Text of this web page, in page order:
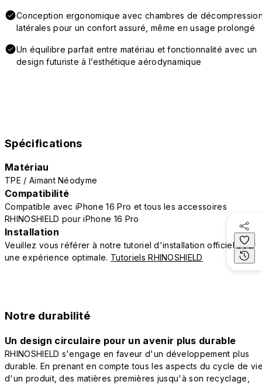
Conception ergonomique avec chambres de
latérales pour un confort assuré, même en usage prolongé
Un équilibre parfait entre matériau et fonctionnalité avec un
design futuriste à l’esthétique aérodynamique
Spécifications
Matériau
TPE / Aimant Néodyme
Compatibilité
Compatible avec iPhone 16 Pro et tous les accessoires
RHINOSHIELD pour iPhone 16 Pro
Installation
Veuillez vous référer à notre tutoriel d'installation officiel pour
une expérience optimale. Tutoriels RHINOSHIELD
Notre durabilité
Un design circulaire pour un avenir plus durable
RHINOSHIELD s'engage en faveur d'un développement plus
durable. En prenant en compte tous les aspects du cycle de
d'un produit, des matières premières jusqu'à son recyclage,